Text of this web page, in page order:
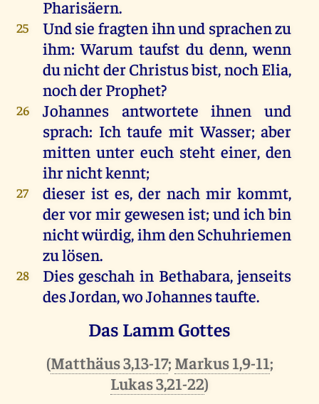
Pharisäern.
25 Undsie fragtenihnund sprachenzu
ihm:Warum taufst du denn,wenn
dunichtderChristusbist,nochElia,
nochderProphet?
26 Johannes antwortete ihnen
und
sprach: Ich taufe mit Wasser;aber
mitten unter euch steht einer,den
ihrnichtkennt;
27 dieser ist es,der nach mir kommt,
dervormirgewesenist;undichbin
nichtwürdig,ihmdenSchuhriemen
zulösen.
28 Dies geschah in Bethabara,jenseits
desJordan,woJohannestaufte.
Das Lamm Gottes
(Matthäus 3,13-17; Markus 1,9-11;
Lukas 3,21-22)